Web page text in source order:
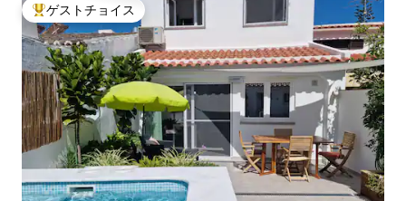
大好評のゲストチョイスです。
ゲストチョイス